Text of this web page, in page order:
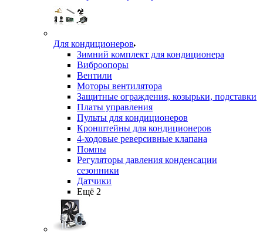
Для кондиционеров
Зимний комплект для кондиционера
Виброопоры
Вентили
Моторы вентилятора
Защитные ограждения, козырьки, подставки
Платы управления
Пульты для кондиционеров
Кронштейны для кондиционеров
4-ходовые реверсивные клапана
Помпы
Регуляторы давления конденсации
сезонники
Датчики
Ещё 2